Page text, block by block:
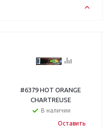
#6379 HOT ORANGE
CHARTREUSE
В наличии
Оставить